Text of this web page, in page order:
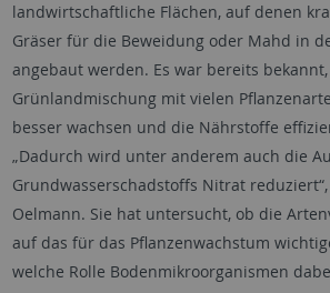
landwirtschaftliche Flächen, auf denen
Gräser für die Beweidung oder Mahd in
angebaut werden. Es war bereits
Grünlandmischung mit vielen
besser wachsen und die Nährstoffe
„Dadurch wird unter anderem auch die
Grundwasserschadstoffs Nitrat
Oelmann. Sie hat untersucht, ob die
auf das für das Pflanzenwachstum
welche Rolle Bodenmikroorganismen